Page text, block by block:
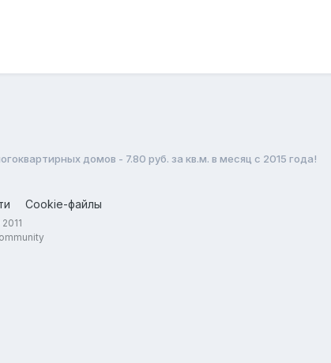
домов - 7.80 руб. за кв.м. в месяц с 2015 года!
Cookie-файлы